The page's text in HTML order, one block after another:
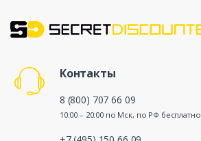
Контакты
8 (800) 707 66 09
10:00 – 20:00 по Мск, по РФ бесплатно